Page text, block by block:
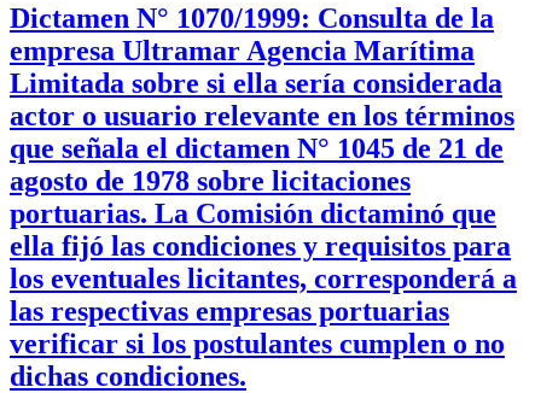
Dictamen N° 1070/1999: Consulta de la
empresa Ultramar Agencia Marítima
Limitada sobre si ella sería considerada
actor o usuario relevante en los términos
que señala el dictamen N° 1045 de 21 de
agosto de 1978 sobre licitaciones
portuarias. La Comisión dictaminó que
ella fijó las condiciones y requisitos para
los eventuales licitantes, corresponderá a
las respectivas empresas portuarias
verificar si los postulantes cumplen o no
dichas condiciones.